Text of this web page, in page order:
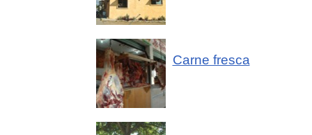
Carne fresca